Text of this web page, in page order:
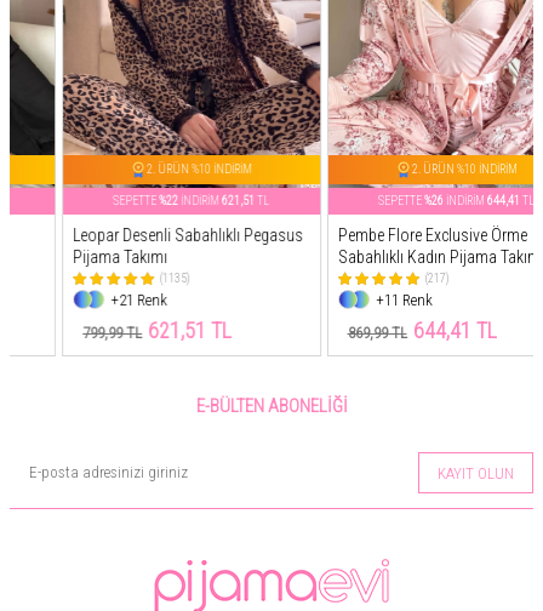
2. ÜRÜN %10 İNDİRİM
%22İNDİRİM621,51TL
Leopar Desenli Sabahlıklı Pegasus
Pijama Takımı
(1135)
+21 Renk
799,99 TL 621,51 TL
2. ÜRÜN %10 İNDİRİM
%26İNDİRİM644,41TL
Pembe Flore Exclusive Örme
Sabahlıklı Kadın Pijama Takımı
(217)
+11 Renk
869,99 TL 644,41 TL
E-BÜLTEN ABONELIĞI
KAYIT OLUN